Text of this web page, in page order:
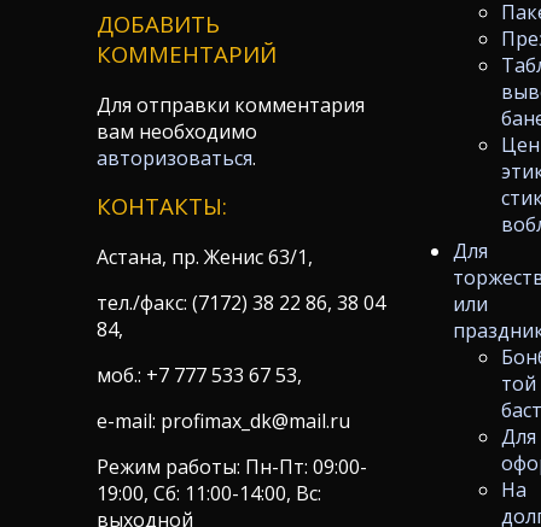
Для
или
той
Для
На
ДОБАВИТЬ
КОММЕНТАРИЙ
Для отправки комментария
вам необходимо
авторизоваться.
КОНТАКТЫ:
Астана, пр. Женис 63/1,
тел./факс: (7172) 38 22 86, 38 04
84,
моб.: +7 777 533 67 53,
e-mail: profimax_dk@mail.ru
Режим работы: Пн-Пт: 09:00-
19:00, Сб: 11:00-14:00, Вс:
выходной